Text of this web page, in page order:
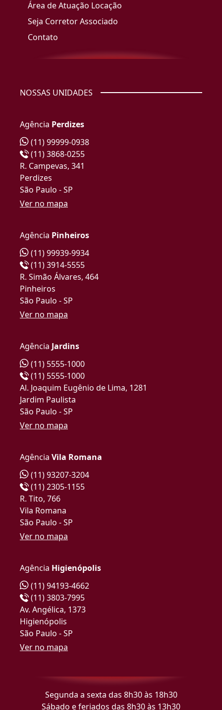
Área de Atuação Locação
Seja Corretor Associado
Contato
NOSSAS UNIDADES
Agência Perdizes
(11) 99999-0938
(11) 3868-0255
R. Campevas, 341
Perdizes
São Paulo - SP
Ver no mapa
Agência Pinheiros
(11) 99939-9934
(11) 3914-5555
R. Simão Álvares, 464
Pinheiros
São Paulo - SP
Ver no mapa
Agência Jardins
(11) 5555-1000
(11) 5555-1000
Al. Joaquim Eugênio de Lima, 1281
Jardim Paulista
São Paulo - SP
Ver no mapa
Agência Vila Romana
(11) 93207-3204
(11) 2305-1155
R. Tito, 766
Vila Romana
São Paulo - SP
Ver no mapa
Agência Higienópolis
(11) 94193-4662
(11) 3803-7995
Av. Angélica, 1373
Higienópolis
São Paulo - SP
Ver no mapa
Segunda a sexta das 8h30 às 18h30
Sábado e feriados das 8h30 às 13h30